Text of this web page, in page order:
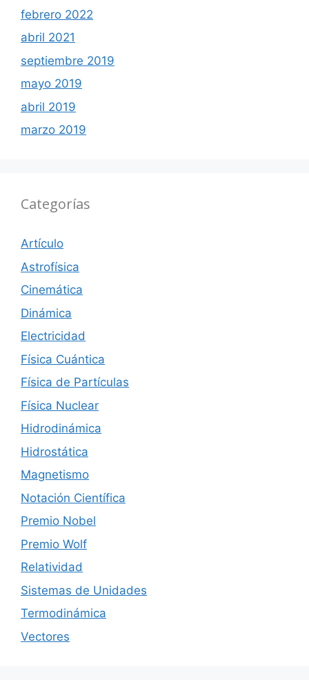
febrero 2022
abril 2021
septiembre 2019
mayo 2019
abril 2019
marzo 2019
Categorías
Artículo
Astrofísica
Cinemática
Dinámica
Electricidad
Física Cuántica
Física de Partículas
Física Nuclear
Hidrodinámica
Hidrostática
Magnetismo
Notación Científica
Premio Nobel
Premio Wolf
Relatividad
Sistemas de Unidades
Termodinámica
Vectores